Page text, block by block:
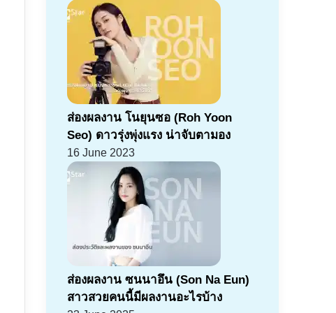
ส่องผลงาน โนยุนซอ (Roh Yoon
Seo) ดาวรุ่งพุ่งแรง น่าจับตามอง
16 June 2023
ส่องผลงาน ซนนาอึน (Son Na Eun)
สาวสวยคนนี้มีผลงานอะไรบ้าง